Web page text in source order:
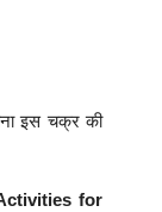
इस चक्र की
Activities for